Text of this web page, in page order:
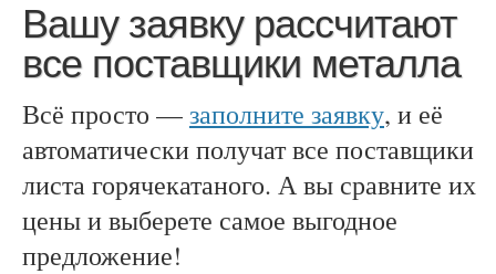
Вашу заявку рассчитают
все поставщики металла
Всё просто —заполните заявку, и её
автоматически получат все поставщики
листа горячекатаного. А вы сравните их
цены и выберете самое выгодное
предложение!